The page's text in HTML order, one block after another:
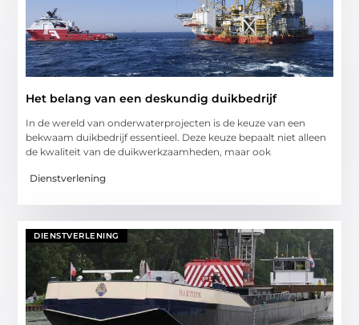
Het belang van een deskundig duikbedrijf
In de wereld van onderwaterprojecten is de keuze van een
bekwaam duikbedrijf essentieel. Deze keuze bepaalt niet alleen
de kwaliteit van de duikwerkzaamheden, maar ook
Dienstverlening
DIENSTVERLENING